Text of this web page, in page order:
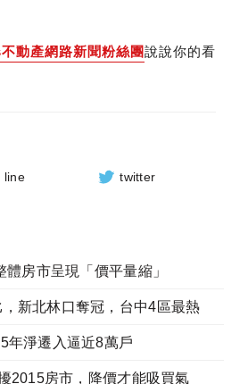
動產網路新聞粉絲團說說你的看
line twitter
房市呈現「價平量縮」
新北林口奪冠，台中4區最熱
年淨遷入逼近8萬戶
2015房市，降價才能吸買氣